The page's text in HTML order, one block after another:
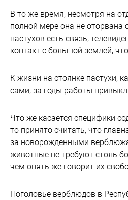
В то же время, несмотря на
полной мере она не оторвана
пастухов есть связь,
контакт с большой землей,
К жизни на стоянке пастухи,
сами, за годы работы
Что же касается специфики
то принято считать, что
за новорожденными
животные не требуют столь
чем опять же говорит их
Поголовье верблюдов в